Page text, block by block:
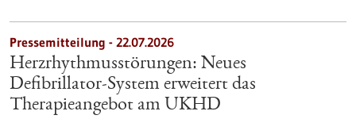
Pressemitteilung - 22.07.2026
Herzrhythmusstörungen: Neues
Defibrillator-System erweitert das
Therapieangebot am UKHD